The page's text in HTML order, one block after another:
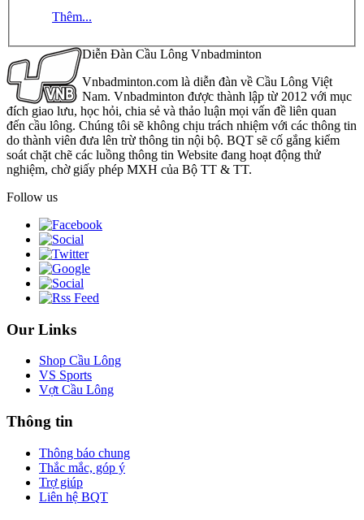
Thêm...
Diễn Đàn Cầu Lông Vnbadminton
Vnbadminton.com là diễn đàn về Cầu Lông Việt
Nam. Vnbadminton được thành lập từ 2012 với mục
đích giao lưu, học hỏi, chia sẻ và thảo luận mọi vấn đề liên quan
đến cầu lông. Chúng tôi sẽ không chịu trách nhiệm với các thông tin
do thành viên đưa lên trừ thông tin nội bộ. BQT sẽ cố gắng kiểm
soát chặt chẽ các luồng thông tin Website đang hoạt động thử
nghiệm, chờ giấy phép MXH của Bộ TT & TT.
Follow us
Our Links
Shop Cầu Lông
VS Sports
Vợt Cầu Lông
Thông tin
Thông báo chung
Thắc mắc, góp ý
Trợ giúp
Liên hệ BQT